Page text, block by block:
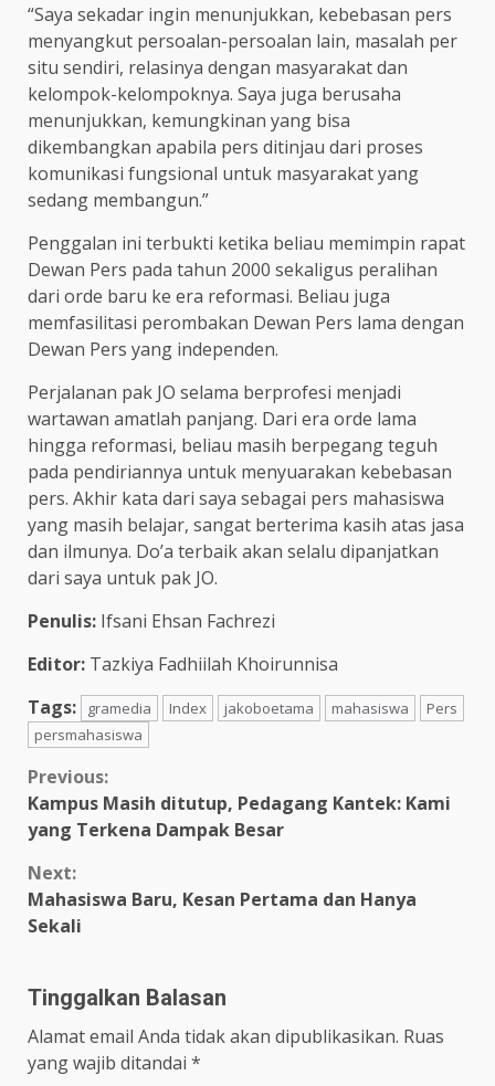
“Saya sekadar ingin menunjukkan, kebebasan pers
menyangkut persoalan-persoalan lain, masalah per
situ sendiri, relasinya dengan masyarakat dan
kelompok-kelompoknya. Saya juga berusaha
menunjukkan, kemungkinan yang bisa
dikembangkan apabila pers ditinjau dari proses
komunikasi fungsional untuk masyarakat yang
sedang membangun.”
Penggalan ini terbukti ketika beliau memimpin rapat
Dewan Pers pada tahun 2000 sekaligus peralihan
dari orde baru ke era reformasi. Beliau juga
memfasilitasi perombakan Dewan Pers lama dengan
Dewan Pers yang independen.
Perjalanan pak JO selama berprofesi menjadi
wartawan amatlah panjang. Dari era orde lama
hingga reformasi, beliau masih berpegang teguh
pada pendiriannya untuk menyuarakan kebebasan
pers. Akhir kata dari saya sebagai pers mahasiswa
yang masih belajar, sangat berterima kasih atas jasa
dan ilmunya. Do’a terbaik akan selalu dipanjatkan
dari saya untuk pak JO.
Penulis: Ifsani Ehsan Fachrezi
Editor: Tazkiya Fadhiilah Khoirunnisa
Tags:
gramedia Index jakoboetama mahasiswa
Pers
persmahasiswa
Previous:
Kampus Masih ditutup, Pedagang Kantek: Kami
yang Terkena Dampak Besar
Next:
Mahasiswa Baru, Kesan Pertama dan Hanya
Sekali
Tinggalkan Balasan
Alamat email Anda tidak akan dipublikasikan. Ruas
yang wajib ditandai *